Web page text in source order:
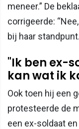
meneer.” De
corrigeerde:
bij haar standpunt.
"Ik ben ex-
kan wat ik
Ook toen hij een
protesteerde de
een ex-soldaat